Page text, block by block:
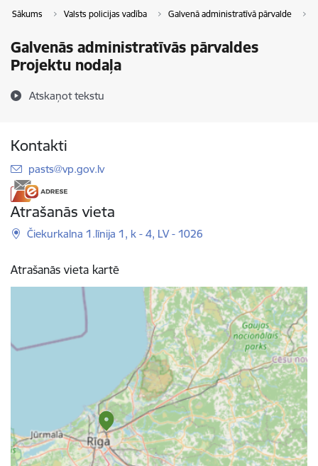
Sākums Valsts policijas vadība Galvenā administratīvā pārvalde
Galvenās administratīvās pārvaldes
Projektu nodaļa
Atskaņot tekstu
Kontakti
E-pasts:
pasts@vp.gov.lv
Atrašanās vieta
Čiekurkalna 1.līnija 1, k - 4, LV - 1026
Atrašanās vieta kartē